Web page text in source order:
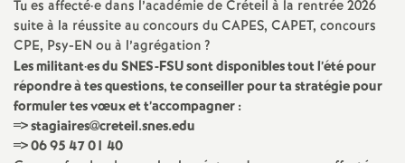
i
o
Tu es affecté·e dans l’académie de Créteil à la rentrée 2026
suite à la réussite au concours duCAPES, CAPET, concours
CPE, Psy-EN ou à l’agrégation?
Les militant·es duSNES-FSUsont disponibles tout l’été pour
répondre à tes questions, te conseiller pour ta stratégie pour
formuler tes vœux et t’accompagner :
=> stagiaires@creteil.snes.edu
=> 06 95 47 01 40